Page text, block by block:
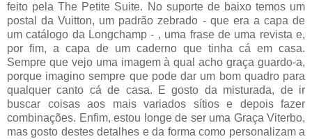
feito pela The Petite Suite. No suporte de baixo temos um
postal da Vuitton, um padrão zebrado - que era a capa de
um catálogo da Longchamp - , uma frase de uma revista e,
por fim, a capa de um caderno que tinha cá em casa.
Sempre que vejo uma imagem à qual acho graça guardo-a,
porque imagino sempre que pode dar um bom quadro para
qualquer canto cá de casa. E gosto da misturada, de ir
buscar coisas aos mais variados sítios e depois fazer
combinações. Enfim, estou longe de ser uma Graça Viterbo,
mas gosto destes detalhes e da forma como personalizam a